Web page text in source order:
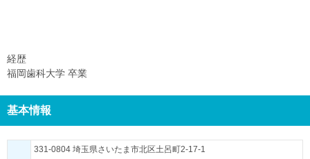
経歴
福岡歯科大学 卒業
基本情報
331-0804 埼玉県さいたま市北区土呂町2-17-1